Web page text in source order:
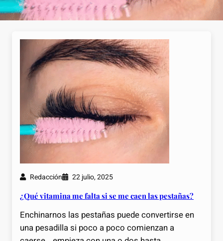
Redacción 22 julio, 2025
¿Qué vitamina me falta si se me caen las pestañas?
Enchinarnos las pestañas puede convertirse en
una pesadilla si poco a poco comienzan a